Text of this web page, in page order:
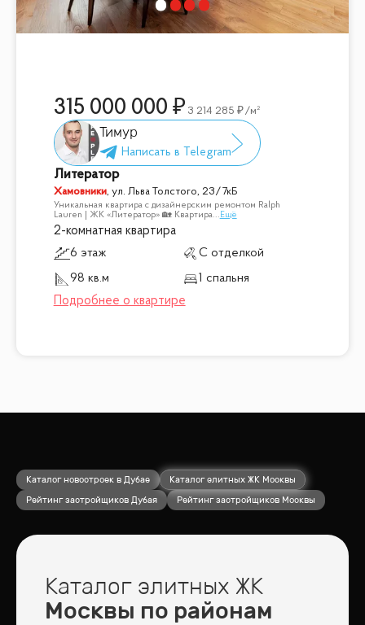
315 000 000 3 214 285 /м²
Тимур
Литератор
Хамовники, ул. Льва Толстого, 23/7кБ
Уникальная квартира с дизайнерским ремонтом Ralph
Lauren | ЖК «Литератор» 🏡 Квартира... Ещё
2-комнатная квартира
6 этаж
С отделкой
98 кв.м
1 спальня
Каталог новостроек в Дубае
Каталог элитных ЖК Москвы
Рейтинг застройщиков Дубая
Рейтинг застройщиков Москвы
Каталог элитных ЖК
Москвы по районам